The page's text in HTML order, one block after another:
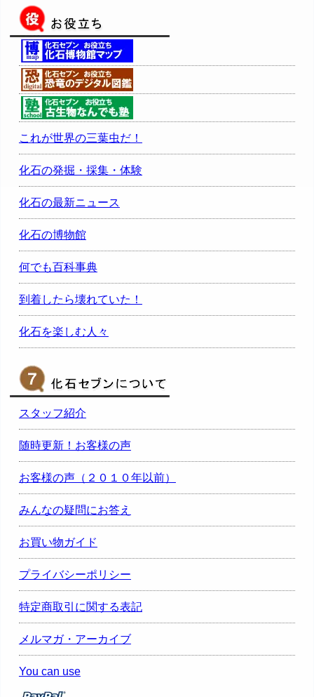
これが世界の三葉虫だ！
化石の発掘・採集・体験
化石の最新ニュース
化石の博物館
何でも百科事典
到着したら壊れていた！
化石を楽しむ人々
スタッフ紹介
随時更新！お客様の声
お客様の声（２０１０年以前）
みんなの疑問にお答え
お買い物ガイド
プライバシーポリシー
特定商取引に関する表記
メルマガ・アーカイブ
You can use